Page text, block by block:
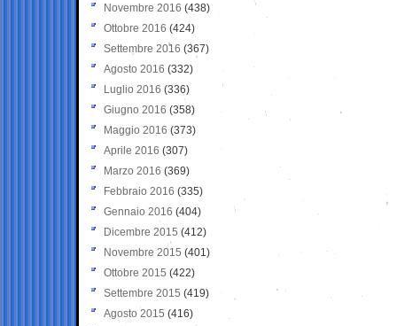
Novembre 2016 (438)
Ottobre 2016 (424)
Settembre 2016 (367)
Agosto 2016 (332)
Luglio 2016 (336)
Giugno 2016 (358)
Maggio 2016 (373)
Aprile 2016 (307)
Marzo 2016 (369)
Febbraio 2016 (335)
Gennaio 2016 (404)
Dicembre 2015 (412)
Novembre 2015 (401)
Ottobre 2015 (422)
Settembre 2015 (419)
Agosto 2015 (416)